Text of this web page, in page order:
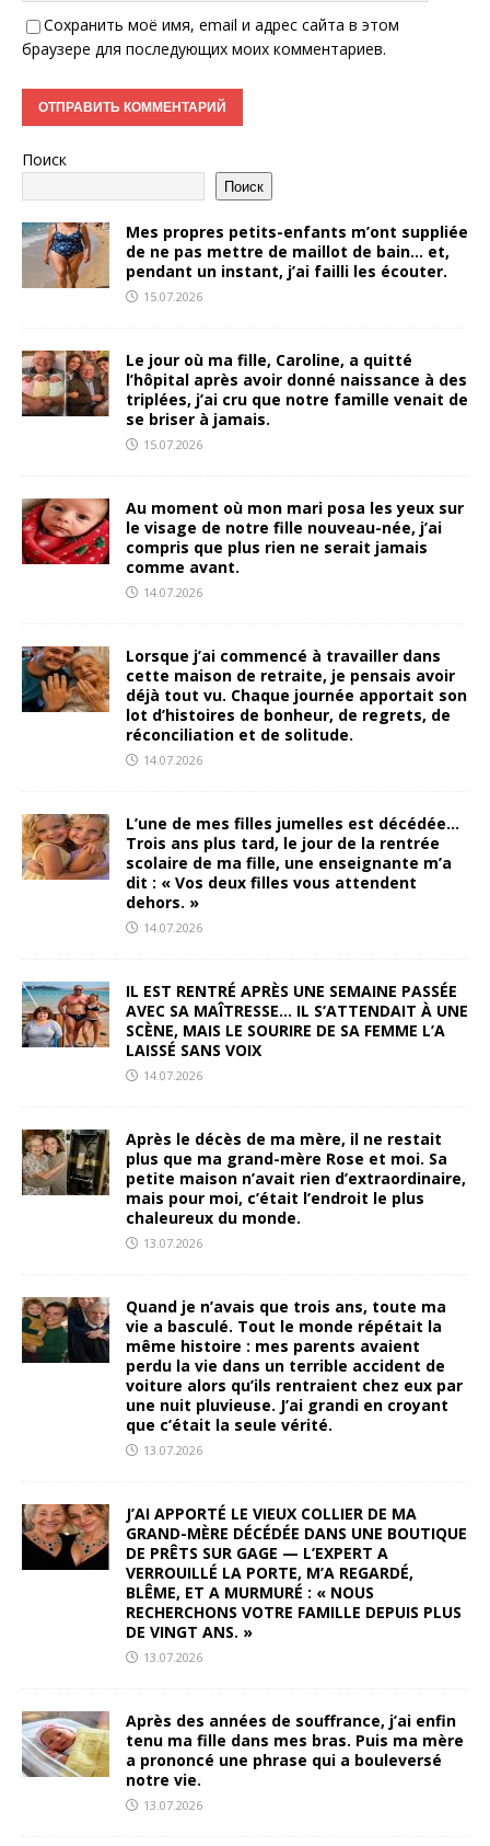
Сохранить моё имя, email и адрес сайта в этом
браузере для последующих моих комментариев.
Поиск
Поиск
Mes propres petits-enfants m’ont suppliée
de ne pas mettre de maillot de bain… et,
pendant un instant, j’ai failli les écouter.
15.07.2026
Le jour où ma fille, Caroline, a quitté
l’hôpital après avoir donné naissance à des
triplées, j’ai cru que notre famille venait de
se briser à jamais.
15.07.2026
Au moment où mon mari posa les yeux sur
le visage de notre fille nouveau-née, j’ai
compris que plus rien ne serait jamais
comme avant.
14.07.2026
Lorsque j’ai commencé à travailler dans
cette maison de retraite, je pensais avoir
déjà tout vu. Chaque journée apportait son
lot d’histoires de bonheur, de regrets, de
réconciliation et de solitude.
14.07.2026
L’une de mes filles jumelles est décédée…
Trois ans plus tard, le jour de la rentrée
scolaire de ma fille, une enseignante m’a
dit : « Vos deux filles vous attendent
dehors. »
14.07.2026
IL EST RENTRÉ APRÈS UNE SEMAINE PASSÉE
AVEC SA MAÎTRESSE… IL S’ATTENDAIT À UNE
SCÈNE, MAIS LE SOURIRE DE SA FEMME L’A
LAISSÉ SANS VOIX
14.07.2026
Après le décès de ma mère, il ne restait
plus que ma grand-mère Rose et moi. Sa
petite maison n’avait rien d’extraordinaire,
mais pour moi, c’était l’endroit le plus
chaleureux du monde.
13.07.2026
Quand je n’avais que trois ans, toute ma
vie a basculé. Tout le monde répétait la
même histoire : mes parents avaient
perdu la vie dans un terrible accident de
voiture alors qu’ils rentraient chez eux par
une nuit pluvieuse. J’ai grandi en croyant
que c’était la seule vérité.
13.07.2026
J’AI APPORTÉ LE VIEUX COLLIER DE MA
GRAND-MÈRE DÉCÉDÉE DANS UNE BOUTIQUE
DE PRÊTS SUR GAGE — L’EXPERT A
VERROUILLÉ LA PORTE, M’A REGARDÉ,
BLÊME, ET A MURMURÉ : « NOUS
RECHERCHONS VOTRE FAMILLE DEPUIS PLUS
DE VINGT ANS. »
13.07.2026
Après des années de souffrance, j’ai enfin
tenu ma fille dans mes bras. Puis ma mère
a prononcé une phrase qui a bouleversé
notre vie.
13.07.2026